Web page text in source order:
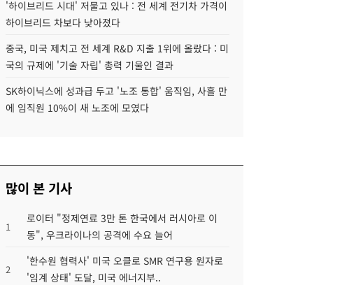
'하이브리드 시대' 저물고 있나 : 전 세계 전기차 가격이
하이브리드 차보다 낮아졌다
중국, 미국 제치고 전 세계 R&D 지출 1위에 올랐다 : 미
국의 규제에 '기술 자립' 총력 기울인 결과
SK하이닉스에 성과급 두고 '노조 통합' 움직임, 사흘 만
에 임직원 10%이 새 노조에 모였다
많이 본 기사
1
로이터 "정제연료 3만 톤 한국에서 러시아로 이
동", 우크라이나의 공격에 수요 늘어
2
'한수원 협력사' 미국 오클로 SMR 연구용 원자로
'임계 상태' 도달, 미국 에너지부..